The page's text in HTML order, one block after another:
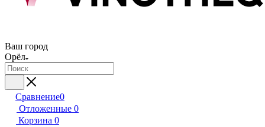
Ваш город
Орёл
Сравнение0
Отложенные 0
Корзина 0